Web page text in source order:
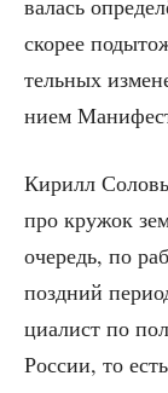
ва­лась
ско­рее
тель­ных
ни­ем
Кирилл
про кру­жок
оче­редь, по
позд­ний
ци­а­лист по
Рос­сии, то